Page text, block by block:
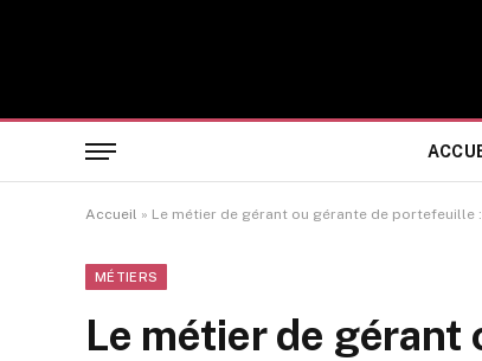
Accueil » Le métier de gérant ou gérante de portefeuille
MÉTIERS
Le métier de gérant